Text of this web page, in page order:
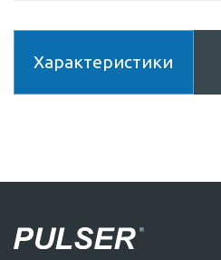
Характеристики